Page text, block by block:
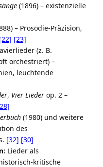
(1896) – existenzielle
– Prosodie-Präzision,
[22] [23]
(z. B.
orchestriert) –
leuchtende
, Vier Lieder op. 2 –
(1980) und weitere
des
[32] [30]
Lieder als
kritische